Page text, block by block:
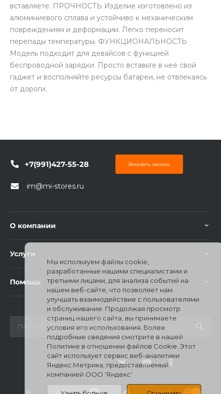
раз в 2 недели
вставляете. ПРОЧНОСТЬ Изделие изготовлено из
алюминиевого сплава и устойчиво к механическим
повреждениям и деформации. Легко переносит
перепады температуры. ФУНКЦИОНАЛЬНОСТЬ
Модель подходит для девайсов с функцией
беспроводной зарядки. Просто вставьте в неё свой
гаджет и восполняйте ресурсы батареи, не отвлекаясь
от дороги.
+7(991)427-55-28 Заказать звонок
im@mi-stores.ru
О компании
Услуги
Помощь
Мы в соц. сетях
Мы используем файлы cookie,
разработанные нашими специалистами и
третьими лицами, для анализа событий на
нашем веб-сайте, что позволяет нам
улучшать взаимодействие с пользователями
и обслуживание. Продолжая просмотр
страниц нашего сайта, вы принимаете
условия его использования. Более
подробные сведения смотрите в нашей
Политике в отношении файлов Cookie. Этот
сайт использует сервис веб-аналитики
Яндекс.Метрика, предоставляемый
компанией ООО 'Яндекс'
Узнать больше Принимаю